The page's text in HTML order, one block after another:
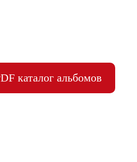
каталог альбомов